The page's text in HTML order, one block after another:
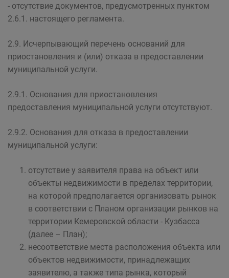
- отсутствие документов, предусмотренных пунктом
2.6.1. настоящего регламента.
2.9. Исчерпывающий перечень оснований для
приостановления и (или) отказа в предоставлении
муниципальной услуги.
2.9.1. Основания для приостановления
предоставления муниципальной услуги отсутствуют.
2.9.2. Основания для отказа в предоставлении
муниципальной услуги:
отсутствие у заявителя права на объект или
объекты недвижимости в пределах территории,
на которой предполагается организовать рынок
в соответствии с Планом организации рынков на
территории Кемеровской области - Кузбасса
(далее – План);
несоответствие места расположения объекта или
объектов недвижимости, принадлежащих
заявителю, а также типа рынка, который